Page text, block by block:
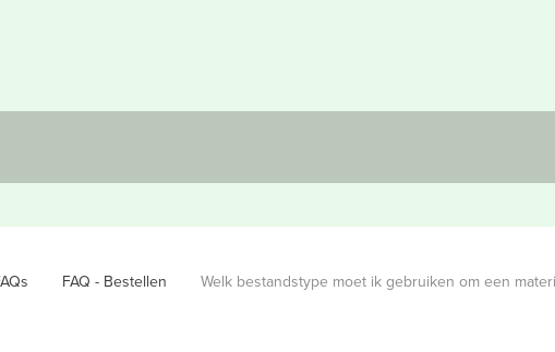
FAQ - Bestellen
Welk bestandstype moet ik gebruiken om een